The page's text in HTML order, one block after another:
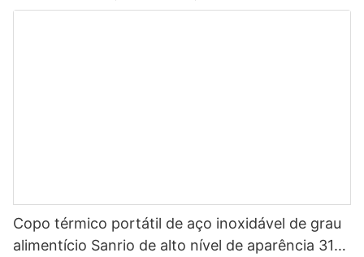
Copo térmico portátil de aço inoxidável de grau
alimentício Sanrio de alto nível de aparência 316